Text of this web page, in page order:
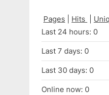
Pages Hits
Last 24 hours: 0
Last 7 days: 0
Last 30 days: 0
Online now: 0